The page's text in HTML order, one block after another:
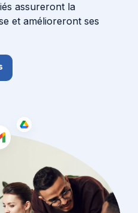
assureront la
et amélioreront ses